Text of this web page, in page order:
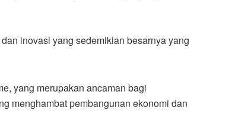
inovasi yang sedemikian besarnya yang
yang merupakan ancaman bagi
menghambat pembangunan ekonomi dan